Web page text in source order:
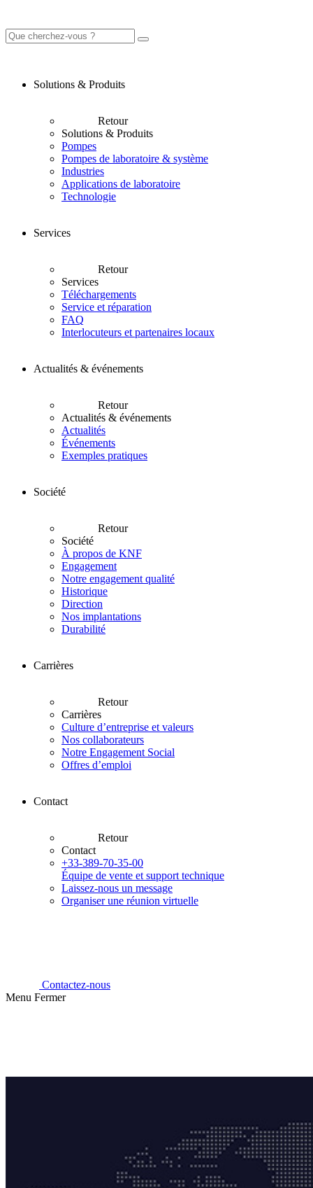
Solutions & Produits
Retour
Solutions & Produits
Pompes
Pompes de laboratoire & système
Industries
Applications de laboratoire
Technologie
Services
Retour
Services
Téléchargements
Service et réparation
FAQ
Interlocuteurs et partenaires locaux
Actualités & événements
Retour
Actualités & événements
Actualités
Événements
Exemples pratiques
Société
Retour
Société
À propos de KNF
Engagement
Notre engagement qualité
Historique
Direction
Nos implantations
Durabilité
Carrières
Retour
Carrières
Culture d’entreprise et valeurs
Nos collaborateurs
Notre Engagement Social
Offres d’emploi
Contact
Retour
Contact
+33-389-70-35-00
Équipe de vente et support technique
Laissez-nous un message
Organiser une réunion virtuelle
Contactez-nous
Menu Fermer